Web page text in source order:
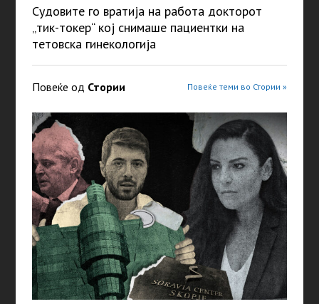
Судовите го вратија на работа докторот
„тик-токер“ кој снимаше пациентки на
тетовска гинекологија
Повеќе од Стории Повеќе теми во Стории »